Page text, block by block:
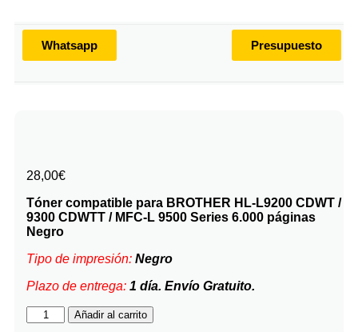
Whatsapp Presupuesto
28,00€
Tóner compatible para BROTHER HL-L9200 CDWT /
9300 CDWTT / MFC-L 9500 Series 6.000 páginas
Negro
Tipo de impresión: Negro
Plazo de entrega: 1 día. Envío Gratuito.
Añadir al carrito